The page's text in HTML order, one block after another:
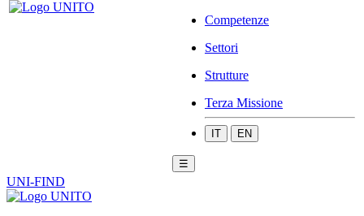
Competenze
Settori
Strutture
Terza Missione
IT EN
☰
UNI-FIND